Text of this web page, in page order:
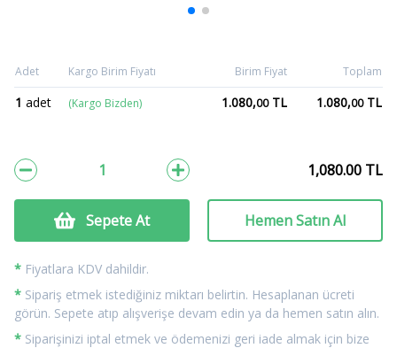
Adet Kargo Birim Fiyatı Birim Fiyat Toplam
1 adet (Kargo Bizden) 1.080,00TL 1.080,00TL
1,080.00 TL
Sepete At Hemen Satın Al
* Fiyatlara KDV dahildir.
* Sipariş etmek istediğiniz miktarı belirtin. Hesaplanan ücreti
görün. Sepete atıp alışverişe devam edin ya da hemen satın alın.
* Siparişinizi iptal etmek ve ödemenizi geri iade almak için bize